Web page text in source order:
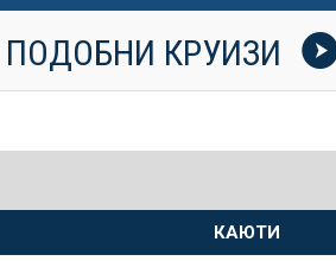
КРУИЗИ
КАЮТИ